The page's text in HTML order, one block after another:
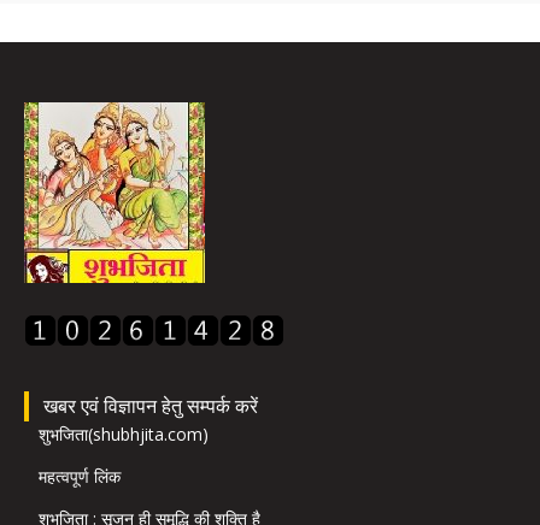
खबर एवं विज्ञापन हेतु सम्पर्क करें
शुभजिता(shubhjita.com)
महत्वपूर्ण लिंक
शुभजिता : सृजन ही समृद्धि की शक्ति है